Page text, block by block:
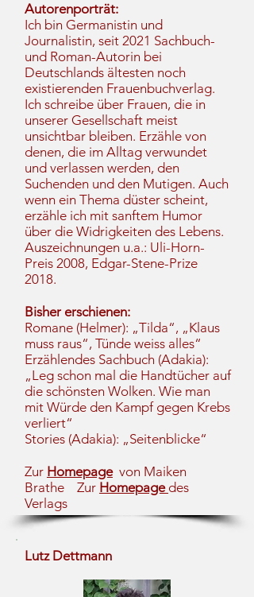
Autorenporträt:
Ich bin Germanistin und
Journalistin, seit 2021 Sachbuch-
und Roman-Autorin bei
Deutschlands ältesten noch
existierenden Frauenbuchverlag.
Ich schreibe über Frauen, die in
unserer Gesellschaft meist
unsichtbar bleiben. Erzähle von
denen, die im Alltag verwundet
und verlassen werden, den
Suchenden und den Mutigen. Auch
wenn ein Thema düster scheint,
erzähle ich mit sanftem Humor
über die Widrigkeiten des Lebens.
Auszeichnungen u.a.: Uli-Horn-
Preis 2008, Edgar-Stene-Prize
2018.
Bisher erschienen:
Romane (Helmer): „Tilda“, „Klaus
muss raus“, Tünde weiss alles“
Erzählendes Sachbuch (Adakia):
„Leg schon mal die Handtücher auf
die schönsten Wolken. Wie man
mit Würde den Kampf gegen Krebs
verliert“
Stories (Adakia): „Seitenblicke“
Zur Homepagevon Maiken
Brathe Zur Homepage des
Verlags
Lutz Dettmann